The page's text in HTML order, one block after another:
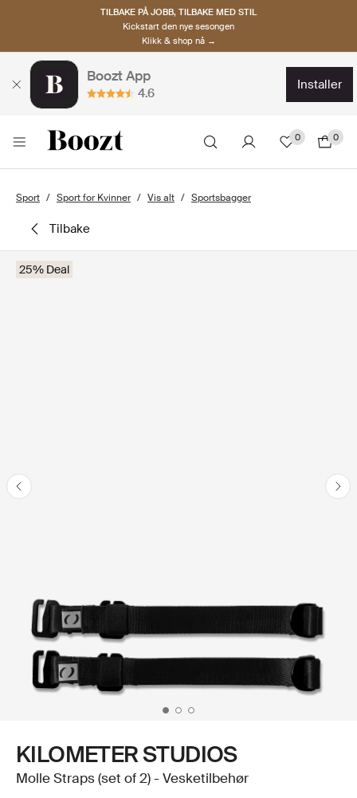
TILBAKE PÅ JOBB, TILBAKE MED STIL
Kickstart den nye sesongen
Klikk & shop nå →
Boozt App
4.6
installer
0 0
Sport Sport for Kvinner Vis alt Sportsbagger
tilbake
25% Deal
KILOMETER STUDIOS
Molle Straps (set of 2) - Vesketilbehør